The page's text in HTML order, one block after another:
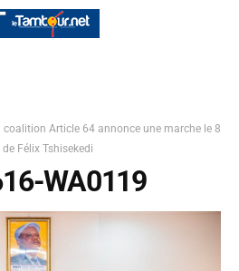
coalition Article 64 annonce une marche le 8
Félix Tshisekedi
WA0119